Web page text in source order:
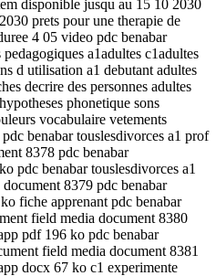
disponible jusqu au 15 10 2030
prets pour une therapie de
4 05 video pdc benabar
a1adultes c1adultes
d utilisation a1 debutant adultes
decrire des personnes adultes
phonetique sons
vocabulaire vetements
benabar touslesdivorces a1 prof
8378 pdc benabar
pdc benabar touslesdivorces a1
8379 pdc benabar
fiche apprenant pdc benabar
field media document 8380
pdf 196 ko pdc benabar
field media document 8381
docx 67 ko c1 experimente